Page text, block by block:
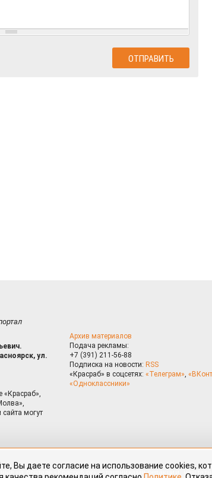
ул.
«Красраб»,
могут
Архив материалов
Подача рекламы:
+7 (391) 211-56-88
Подписка на новости: RSS
«Красраб» в соцсетях: «Телеграм»,
«Одноклассники»
на портале «Красраб.ру» сотрудниками редакции,
Вы даете согласие на использование cookies,
можно через настройки Вашего браузера.